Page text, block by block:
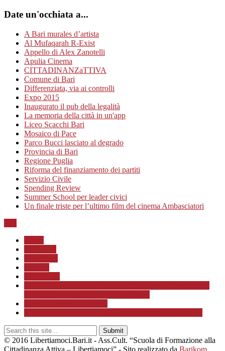
Date un'occhiata a...
A Bari murales d’artista
Al Mufaqarah R-Exist
Appello di Alex Zanotelli
Apulia Cinema
CITTADINANZaTTIVA
Comune di Bari
Differenziata, via ai controlli
Expo 2015
Inaugurato il pub della legalità
La memoria della città in un'app
Liceo Scacchi Bari
Mosaico di Pace
Parco Bucci lasciato al degrado
Provincia di Bari
Regione Puglia
Riforma del finanziamento dei partiti
Servizio Civile
Spending Review
Summer School per leader civici
Un finale triste per l’ultimo film del cinema Ambasciatori
© 2016 Libertiamoci.Bari.it - Ass.Cult. “Scuola di Formazione alla
Cittadinanza Attiva – Libertiamoci” - Sito realizzato da Barikom